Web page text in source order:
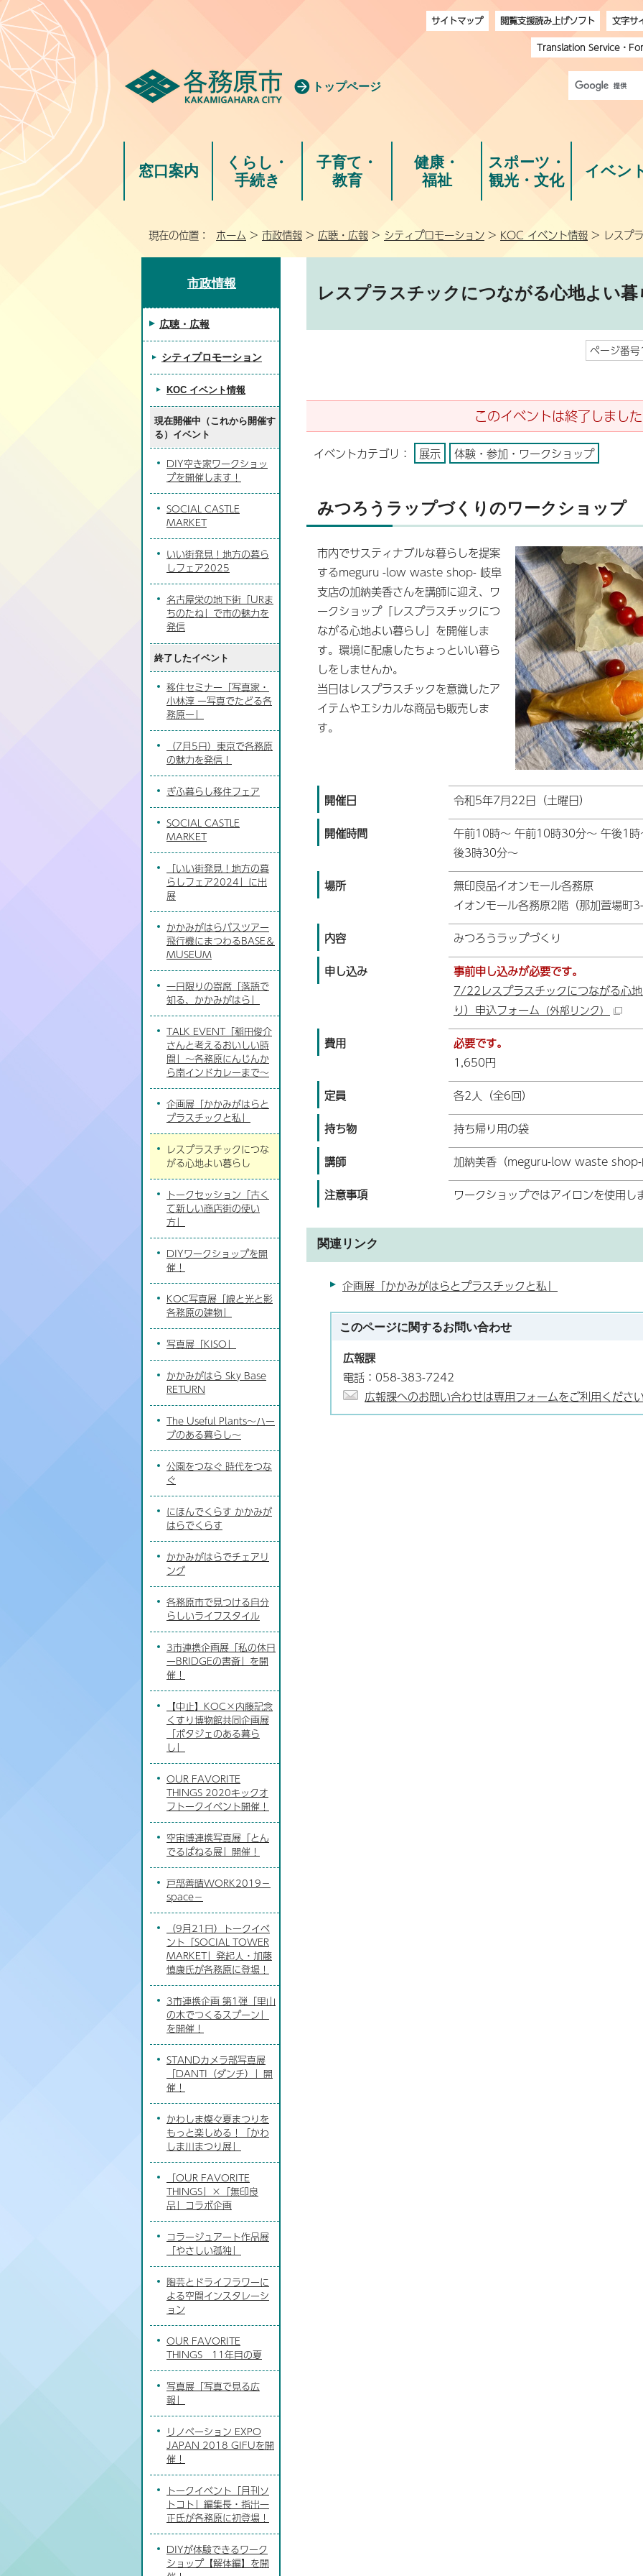
トップページ
サイトマップ 閲覧支援読み上げソフト
文字サ
Translation Service・
窓口案内
くらし・
手続き
子育て・
教育
健康・
福祉
スポーツ・
観光・文化
イベン
現在の位置： ホーム > 市政情報 > 広聴・広報 > シティプロモーション > KOC イベント情報 > レスプ
レスプラスチックにつながる心地よい暮
ページ番
このイベントは終了しまし
イベントカテゴリ： 展示 体験・参加・ワークショップ
みつろうラップづくりのワークショップ
市内でサスティナブルな暮らしを提案
するmeguru -low waste shop- 岐阜
支店の加納美香さんを講師に迎え、ワ
ークショップ「レスプラスチックにつ
ながる心地よい暮らし」を開催しま
す。環境に配慮したちょっといい暮ら
しをしませんか。
当日はレスプラスチックを意識したア
イテムやエシカルな商品も販売しま
す。
開催日
令和5年7月22日（土曜日）
開催時間
午前10時～ 午前10時30分～ 午後1
後3時30分～
場所
無印良品イオンモール各務原
イオンモール各務原2階（那加萱場町
内容
みつろうラップづくり
申し込み
事前申し込みが必要です。
7/22レスプラスチックにつながる心
り）申込フォーム （外部リンク）
費用
必要です。
1,650円
定員
各2人（全6回）
持ち物
持ち帰り用の袋
講師
加納美香（meguru-low waste shop-
注意事項
ワークショップではアイロンを使用し
関連リンク
企画展「かかみがはらとプラスチックと私」
このページに関するお問い合わせ
広報課
電話：058-383-7242
広報課へのお問い合わせは専用フォームをご利用くださ
市政情報
広聴・広報
シティプロモーション
KOC イベント情報
現在開催中（これから開催す
る）イベント
DIY空き家ワークショッ
プを開催します！
SOCIAL CASTLE
MARKET
いい街発見！地方の暮ら
しフェア2025
名古屋栄の地下街「URま
ちのたね」で市の魅力を
発信
終了したイベント
移住セミナー「写真家・
小林淳 ー写真でたどる各
務原ー」
（7月5日）東京で各務原
の魅力を発信！
ぎふ暮らし移住フェア
SOCIAL CASTLE
MARKET
「いい街発見！地方の暮
らしフェア2024」に出
展
かかみがはらバスツアー
飛行機にまつわるBASE＆
MUSEUM
一日限りの寄席「落語で
知る、かかみがはら」
TALK EVENT「稲田俊介
さんと考えるおいしい時
間」～各務原にんじんか
ら南インドカレーまで～
企画展「かかみがはらと
プラスチックと私」
レスプラスチックにつな
がる心地よい暮らし
トークセッション「古く
て新しい商店街の使い
方」
DIYワークショップを開
催！
KOC写真展「線と光と影
各務原の建物」
写真展「KISO」
かかみがはら Sky Base
RETURN
The Useful Plants～ハー
ブのある暮らし～
公園をつなぐ 時代をつな
ぐ
にほんでくらす かかみが
はらでくらす
かかみがはらでチェアリ
ング
各務原市で見つける自分
らしいライフスタイル
3市連携企画展「私の休日
ーBRIDGEの書斎」を開
催！
【中止】KOC×内藤記念
くすり博物館共同企画展
「ポタジェのある暮ら
し」
OUR FAVORITE
THINGS 2020キックオ
フトークイベント開催！
空宙博連携写真展「とん
でるぱねる展」開催！
戸部善晴WORK2019－
space－
（9月21日）トークイベ
ント「SOCIAL TOWER
MARKET」発起人・加藤
慎康氏が各務原に登場！
3市連携企画 第1弾「里山
の木でつくるスプーン」
を開催！
STANDカメラ部写真展
「DANTI（ダンチ）」開
催！
かわしま燦々夏まつりを
もっと楽しめる！「かわ
しま川まつり展」
「OUR FAVORITE
THINGS」×「無印良
品」コラボ企画
コラージュアート作品展
「やさしい孤独」
陶芸とドライフラワーに
よる空間インスタレーシ
ョン
OUR FAVORITE
THINGS 11年目の夏
写真展「写真で見る広
報」
リノベーション EXPO
JAPAN 2018 GIFUを開
催！
トークイベント「月刊ソ
トコト」編集長・指出一
正氏が各務原に初登場！
DIYが体験できるワーク
ショップ【解体編】を開